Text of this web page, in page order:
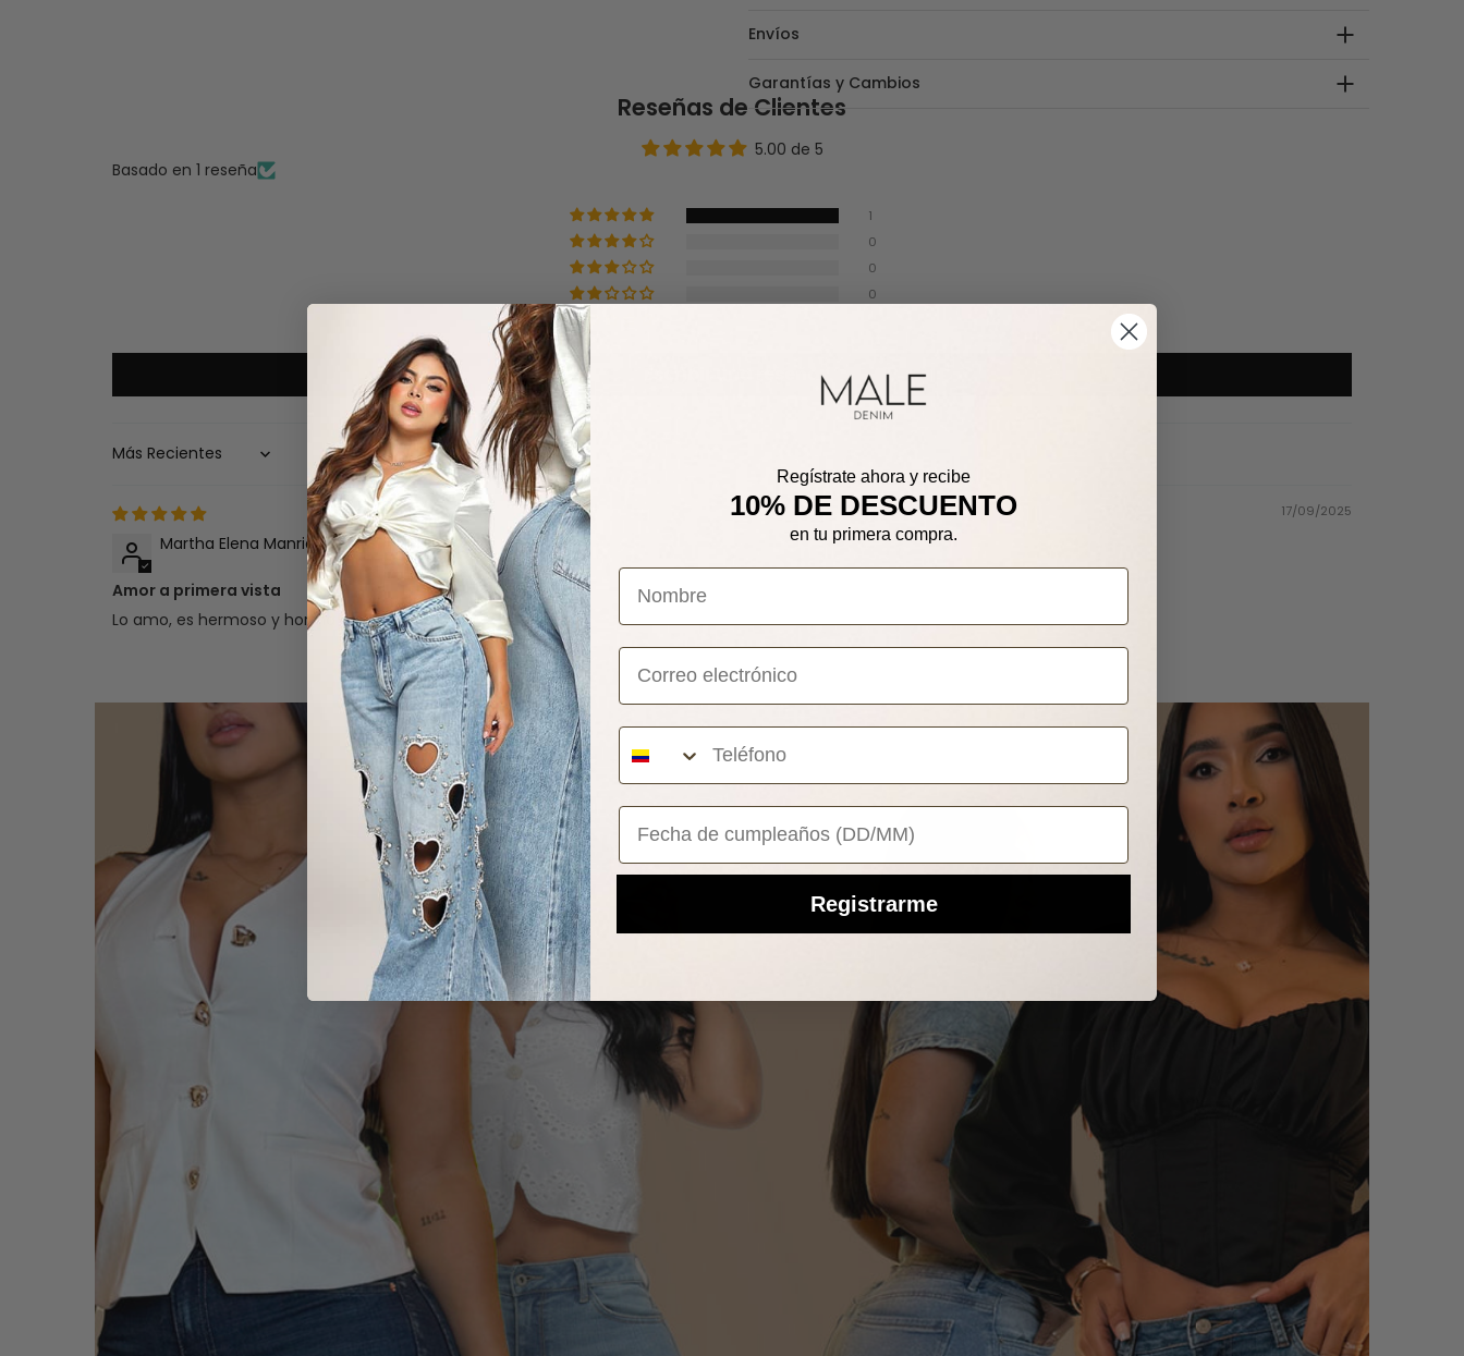
Envíos
Garantías y Cambios
Reseñas de Clientes
5.00 de 5
Basado en 1 reseña
1
0
0
0
Sort by
17/09/2025
Martha Elena Manrique Rojas
Amor a primera vista
Lo amo, es hermoso y horma genial.
Regístrate ahora y recibe
10% DE DESCUENTO
en tu primera compra.
Correo electrónico
Your Birthday
Registrarme